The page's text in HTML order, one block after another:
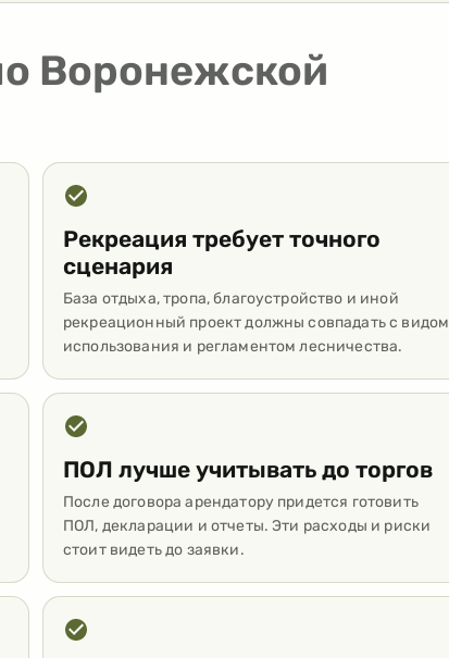
Воронежской
Рекреация требует точного
сценария
База отдыха, тропа, благоустройство и иной
рекреационный проект должны совпадать с видом
использования и регламентом лесничества.
ПОЛ лучше учитывать до торгов
После договора арендатору придется готовить
ПОЛ, декларации и отчеты. Эти расходы и риски
стоит видеть до заявки.